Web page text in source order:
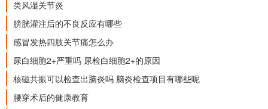
类风湿关节炎
膀胱灌注后的不良反应有哪些
感冒发热四肢关节痛怎么办
尿白细胞2+严重吗 尿检白细胞2+的原因
核磁共振可以检查出脑炎吗 脑炎检查项目有哪些呢
腰穿术后的健康教育